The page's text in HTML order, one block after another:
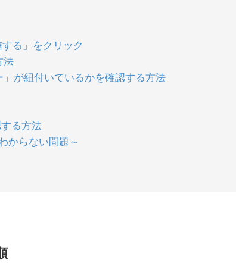
る」をクリック
法
が紐付いているかを確認する方法
る方法
からない問題～